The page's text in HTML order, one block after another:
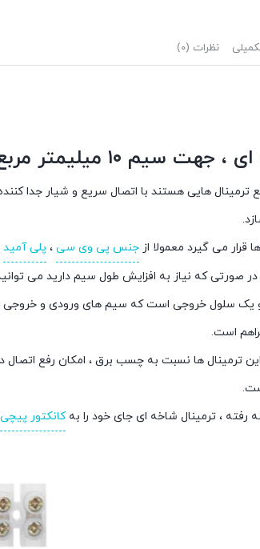
نظرات (0)
میلیمتر مربع ، عایق پلی اتیلن
ترمینال هایی هستند با اتصال سریع و شیار جدا
قرار می گیرد معمولا از جنس پی وی سی ، پلی آمید
صورتی که نیاز به افزایش طول سیم دارید می
یک سلول خروجی است که سیم های ورودی و خروجی
است.
ترمینال ها نسبت به چسب برق ، امکان رفع
رفته ، ترمینال شاخه ای جای خود را بهکانکتور پیچی